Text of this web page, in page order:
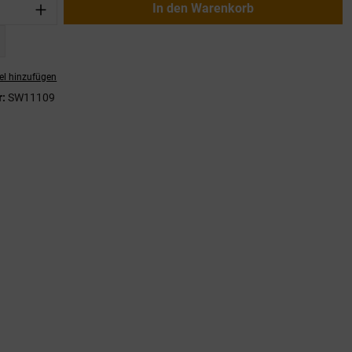
Gib den gewünschten Wert ein
In den Warenkorb
hinzufügen
SW11109